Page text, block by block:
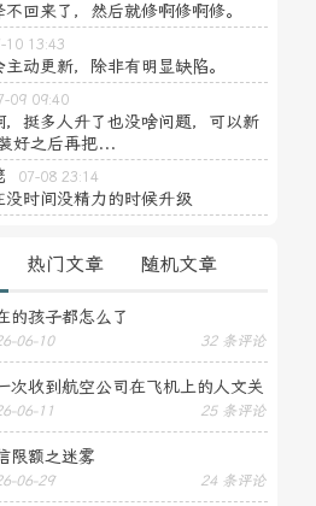
回来了，然后就修啊修啊修。
10 13:43
主动更新，除非有明显缺陷。
09 09:40
，挺多人升了也没啥问题，可以新
好之后再把...
07-08 23:14
没时间没精力的时候升级
热门文章 随机文章
的孩子都怎么了
06-10 32 条评论
次收到航空公司在飞机上的人文关
送生日贺卡
06-11 25 条评论
限额之迷雾
06-29 24 条评论